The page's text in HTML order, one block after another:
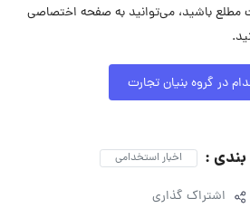
مطلع باشید، می‌توانید به صفحه اختصاصی
در گروه بنیان تجارت
: اخبار استخدامی
اشتراک گذاری